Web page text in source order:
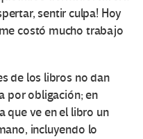
sentir culpa! Hoy
costó mucho trabajo
de los libros no dan
por obligación; en
que ve en el libro un
incluyendo lo